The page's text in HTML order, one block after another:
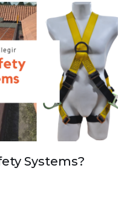
Systems?